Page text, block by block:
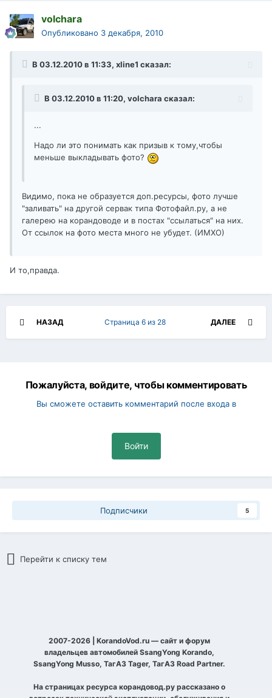
volchara
Опубликовано 3 декабря, 2010
В 03.12.2010 в 11:33, xline1 сказал:
В 03.12.2010 в 11:20, volchara сказал:
...
Надо ли это понимать как призыв к тому,чтобы
меньше выкладывать фото?
Видимо, пока не образуется доп.ресурсы, фото лучше
"заливать" на другой сервак типа Фотофайл.ру, а не
галерею на корандоводе и в постах "ссылаться" на них.
От ссылок на фото места много не убудет. (ИМХО)
И то,правда.
НАЗАД ДАЛЕЕ
Страница 6 из 28
Пожалуйста, войдите, чтобы комментировать
Вы сможете оставить комментарий после входа в
Войти
Подписчики 5
Перейти к списку тем
2007-2026 | KorandoVod.ru — сайт и форум
владельцев автомобилей SsangYong Korando,
SsangYong Musso, ТагАЗ Tager, ТагАЗ Road Partner.
На страницах ресурса корандовод.ру рассказано о